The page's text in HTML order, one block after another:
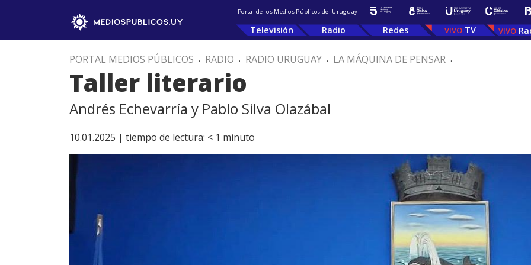
Portal de los Medios Públicos del Uruguay
Televisión Radio Redes TV
PORTAL MEDIOS PÚBLICOS . RADIO . RADIO URUGUAY . LA MÁQUINA DE PENSAR .
Taller literario
Andrés Echevarría y Pablo Silva Olazábal
10.01.2025 | tiempo de lectura: < 1 minuto